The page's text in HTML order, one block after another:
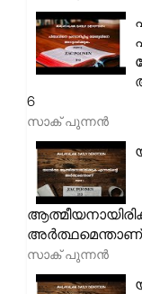
6
സാക് പുന്നൻ
അർത്ഥമെന്താണ് -
സാക് പുന്നൻ